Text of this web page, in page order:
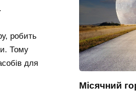
робить
Тому
для
Місячний